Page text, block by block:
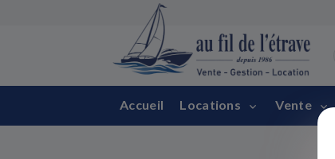
Accueil Locations Vente